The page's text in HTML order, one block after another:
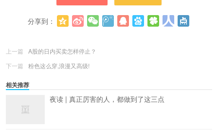
分享到：
上一篇
A股的日内买卖怎样停止？
下一篇
粉色这么穿,浪漫又高级!
相关推荐
夜读 | 真正厉害的人，都做到了这三点